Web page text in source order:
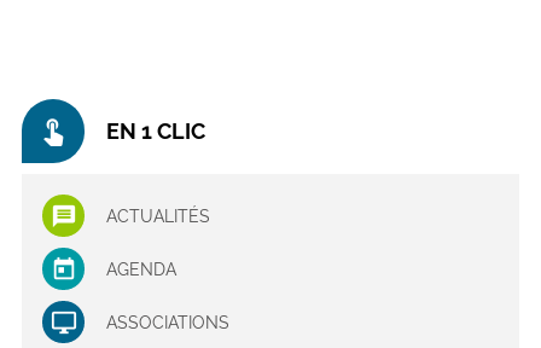
touch_app EN 1 CLIC
ACTUALITÉS
AGENDA
ASSOCIATIONS